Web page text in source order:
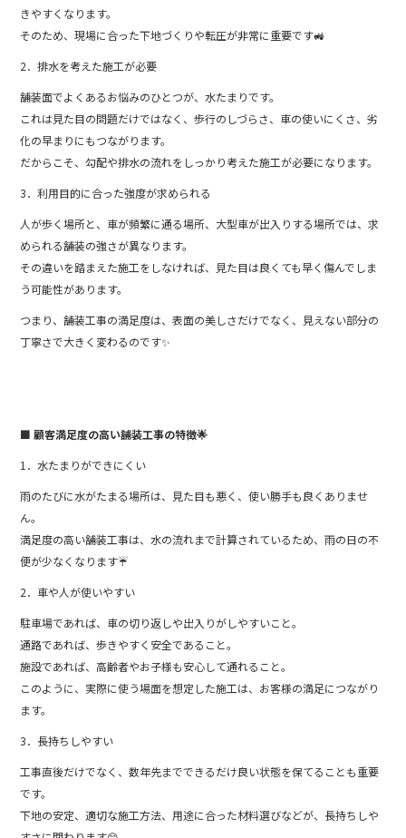
きやすくなります。
そのため、現場に合った下地づくりや転圧が非常に重要です🚜
2．排水を考えた施工が必要
舗装面でよくあるお悩みのひとつが、水たまりです。
これは見た目の問題だけではなく、歩行のしづらさ、車の使いにくさ、劣
化の早まりにもつながります。
だからこそ、勾配や排水の流れをしっかり考えた施工が必要になります。
3．利用目的に合った強度が求められる
人が歩く場所と、車が頻繁に通る場所、大型車が出入りする場所では、求
められる舗装の強さが異なります。
その違いを踏まえた施工をしなければ、見た目は良くても早く傷んでしま
う可能性があります。
つまり、舗装工事の満足度は、表面の美しさだけでなく、見えない部分の
丁寧さで大きく変わるのです✨
■ 顧客満足度の高い舗装工事の特徴🌟
1．水たまりができにくい
雨のたびに水がたまる場所は、見た目も悪く、使い勝手も良くありませ
ん。
満足度の高い舗装工事は、水の流れまで計算されているため、雨の日の不
便が少なくなります☔
2．車や人が使いやすい
駐車場であれば、車の切り返しや出入りがしやすいこと。
通路であれば、歩きやすく安全であること。
施設であれば、高齢者やお子様も安心して通れること。
このように、実際に使う場面を想定した施工は、お客様の満足につながり
ます。
3．長持ちしやすい
工事直後だけでなく、数年先までできるだけ良い状態を保てることも重要
です。
下地の安定、適切な施工方法、用途に合った材料選びなどが、長持ちしや